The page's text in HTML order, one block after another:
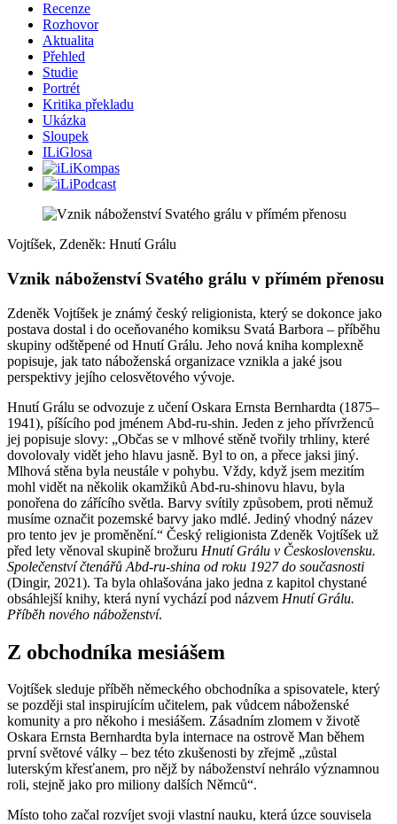
Recenze
Rozhovor
Aktualita
Přehled
Studie
Portrét
Kritika překladu
Ukázka
Sloupek
ILiGlosa
Vojtíšek, Zdeněk: Hnutí Grálu
Vznik náboženství Svatého grálu v přímém přenosu
Zdeněk Vojtíšek je známý český religionista, který se dokonce jako
postava dostal i do oceňovaného komiksu Svatá Barbora – příběhu
skupiny odštěpené od Hnutí Grálu. Jeho nová kniha komplexně
popisuje, jak tato náboženská organizace vznikla a jaké jsou
perspektivy jejího celosvětového vývoje.
Hnutí Grálu se odvozuje z učení Oskara Ernsta Bernhardta (1875–
1941), píšícího pod jménem Abd-ru-shin. Jeden z jeho přívrženců
jej popisuje slovy: „Občas se v mlhové stěně tvořily trhliny, které
dovolovaly vidět jeho hlavu jasně. Byl to on, a přece jaksi jiný.
Mlhová stěna byla neustále v pohybu. Vždy, když jsem mezitím
mohl vidět na několik okamžiků Abd-ru-shinovu hlavu, byla
ponořena do zářícího světla. Barvy svítily způsobem, proti němuž
musíme označit pozemské barvy jako mdlé. Jediný vhodný název
pro tento jev je proměnění.“ Český religionista Zdeněk Vojtíšek už
před lety věnoval skupině brožuru Hnutí Grálu v Československu.
Společenství čtenářů Abd-ru-shina od roku 1927 do současnosti
(Dingir, 2021). Ta byla ohlašována jako jedna z kapitol chystané
obsáhlejší knihy, která nyní vychází pod názvem Hnutí Grálu.
Příběh nového náboženství.
Z obchodníka mesiášem
Vojtíšek sleduje příběh německého obchodníka a spisovatele, který
se později stal inspirujícím učitelem, pak vůdcem náboženské
komunity a pro někoho i mesiášem. Zásadním zlomem v životě
Oskara Ernsta Bernhardta byla internace na ostrově Man během
první světové války – bez této zkušenosti by zřejmě „zůstal
luterským křesťanem, pro nějž by náboženství nehrálo významnou
roli, stejně jako pro miliony dalších Němců“.
Místo toho začal rozvíjet svoji vlastní nauku, která úzce souvisela